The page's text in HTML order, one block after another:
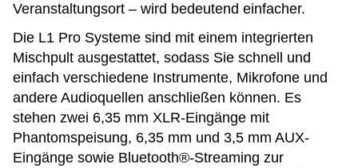
Veranstaltungsort – wird bedeutend einfacher.
Die L1 Pro Systeme sind mit einem integrierten
Mischpult ausgestattet, sodass Sie schnell und
einfach verschiedene Instrumente, Mikrofone und
andere Audioquellen anschließen können. Es
stehen zwei 6,35 mm XLR-Eingänge mit
Phantomspeisung, 6,35 mm und 3,5 mm AUX-
Eingänge sowie Bluetooth®-Streaming zur